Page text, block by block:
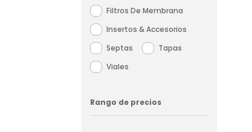
Filtros De Membrana
Insertos & Accesorios
Septas
Tapas
Viales
Rango de precios